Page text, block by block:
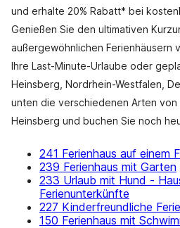
und erhalte 20% Rabatt* bei
Genießen Sie den ultimativen
außergewöhnlichen Ferienhäusern
Ihre Last-Minute-Urlaube oder
Heinsberg, Nordrhein-Westfalen,
unten die verschiedenen Arten von
Heinsberg und buchen Sie noch
241 Ferienhaus auf einem
239 Ferienhaus mit Garten
233 Urlaub mit Hund -
Ferienunterkünfte
227 Kinderfreundliche
150 Ferienhaus mit